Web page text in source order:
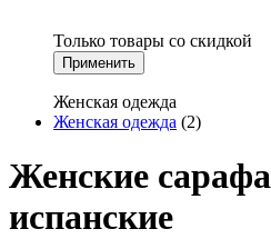
Только товары со скидкой
Применить
Женская одежда
Женская одежда (2)
Женские
испанские